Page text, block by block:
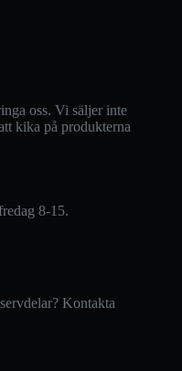
oss. Vi säljer inte
kika på produkterna
8-15.
Kontakta